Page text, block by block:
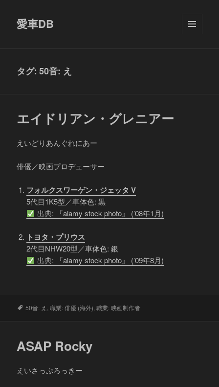
愛車DB
タグ:50音: え
エイドリアン・グレニアー
えいどりあんぐれにあー
俳優／映画プロデューサー
フォルクスワーゲン・ジェッタ V
5代目1K5型／車体色: 黒
出典: 『alamy stock photo』 (’08年1月)
トヨタ・プリウス
2代目NHW20型／車体色: 銀
出典: 『alamy stock photo』 (’09年8月)
タ
50音: え ,職業: 俳優 (海外),職業: 映画制作者
ASAP Rocky
えいさっぷろっきー